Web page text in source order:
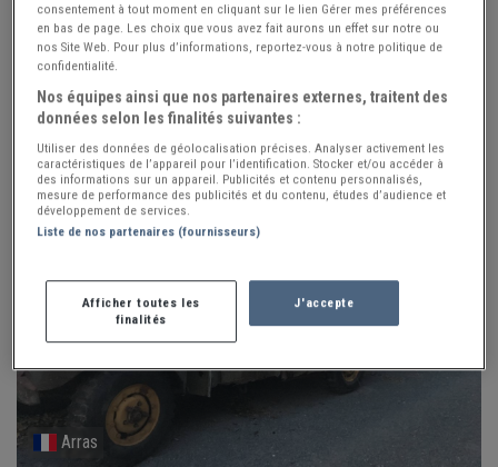
Yssingeaux
43 / Publiée le 02/08/2026 (Il y a 4 jours)
5 000 €
Vends DODGE WC 52, Permis VL avec carte grise collection
diesel avec l'ensemble des pièces de rechange. - BOITE A
VITESSE - BOITE DE TRANSFERT - PONT AVANT ET ARRIERE -
ARBRE DE TRANSMISSION - LAME DE RESSORT - POMPE A
Pour les photos me
VOIR L'ANNONCE
Arras
consentement à tout moment en cliquant sur le lien Gérer mes préférences
en bas de page. Les choix que vous avez fait aurons un effet sur notre ou
nos Site Web. Pour plus d’informations, reportez-vous à notre politique de
confidentialité.
Nos équipes ainsi que nos partenaires externes, traitent des
données selon les finalités suivantes :
Utiliser des données de géolocalisation précises. Analyser activement les
caractéristiques de l’appareil pour l’identification. Stocker et/ou accéder à
des informations sur un appareil. Publicités et contenu personnalisés,
mesure de performance des publicités et du contenu, études d’audience et
développement de services.
Liste de nos partenaires (fournisseurs)
Afficher toutes les
finalités
J'accepte